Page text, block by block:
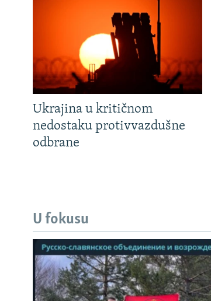
Ukrajina u kritičnom
nedostaku protivvazdušne
odbrane
U fokusu